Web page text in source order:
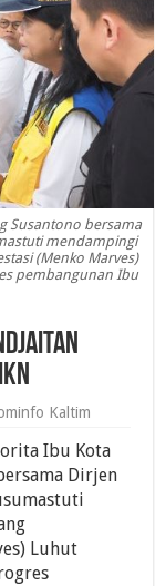
Susantono bersama
mendampingi
(Menko Marves)
pembangunan Ibu
Kaltim
Ibu Kota
Dirjen
Luhut